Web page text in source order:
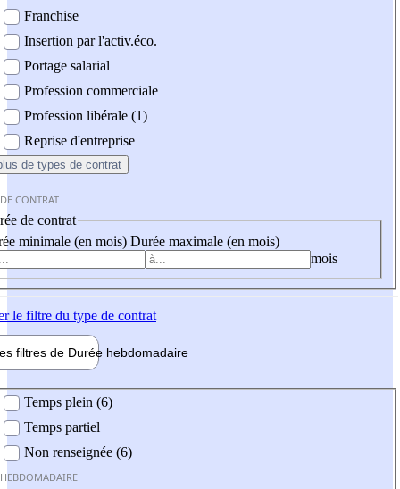
Franchise
Insertion par l'activ.éco.
Portage salarial
Profession commerciale
Profession libérale (1)
Reprise d'entreprise
de types de contrat
CONTRAT
de contrat
minimale (en mois) Durée maximale (en mois)
mois
le filtre du type de contrat
filtres de Durée hebdomadaire
Temps plein (6)
Temps partiel
Non renseignée (6)